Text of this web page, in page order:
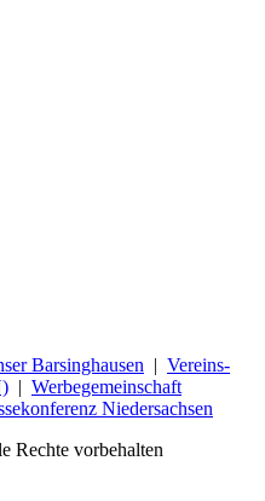
Barsinghausen | Vereins-
| Werbegemeinschaft
Niedersachsen
Rechte vorbehalten